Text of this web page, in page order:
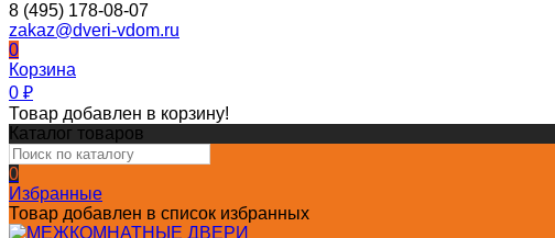
8 (495) 178-08-07
zakaz@dveri-vdom.ru
0
Корзина
0 ₽
Товар добавлен в корзину!
Каталог товаров
0
Избранные
Товар добавлен в список избранных